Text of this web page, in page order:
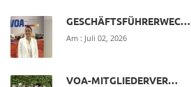
GESCHÄFTSFÜHRERWEC…
Am : Juli 02, 2026
VOA-MITGLIEDERVER…